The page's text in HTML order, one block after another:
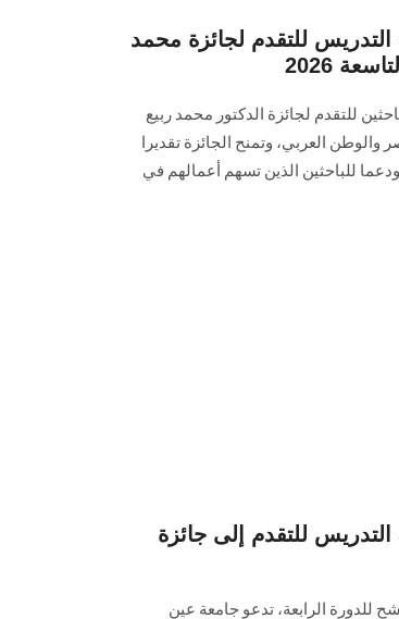
للتقدم لجائزة محمد
2026
للتقدم لجائزة الدكتور محمد ربيع
العربي، وتمنح الجائزة تقديرا
ودعما للباحثين الذين تسهم أعمالهم في
للتقدم إلى جائزة
للدورة الرابعة، تدعو جامعة عين